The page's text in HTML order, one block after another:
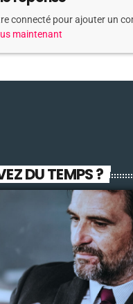
connecté pour ajouter un
maintenant
DU TEMPS ?